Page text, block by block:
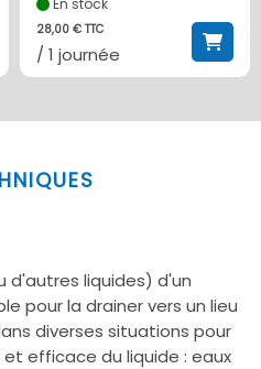
En stock
28,00 € TTC
/ 1 journée
d'autres liquides) d'un
pour la drainer vers un lieu
diverses situations pour
efficace du liquide : eaux